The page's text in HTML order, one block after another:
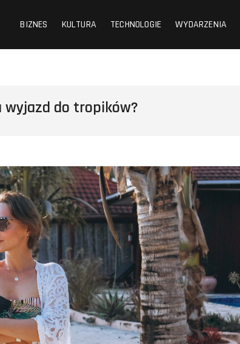
BIZNES KULTURA TECHNOLOGIE WYDARZENIA
do tropików?